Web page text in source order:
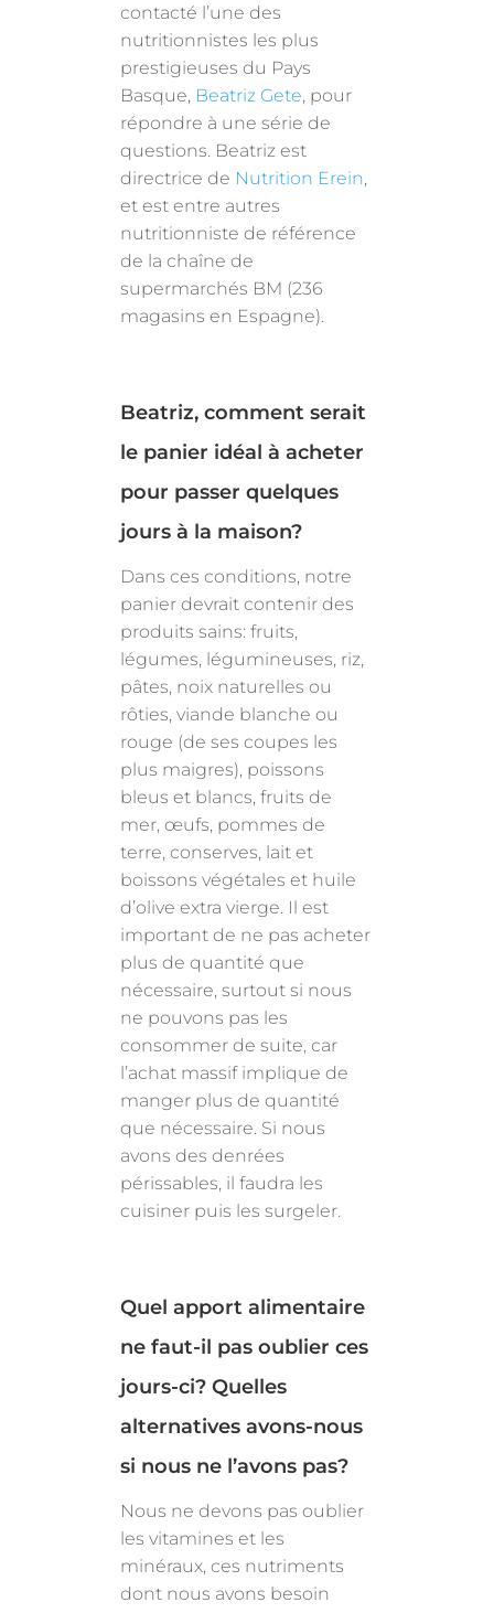
contacté l’une des
nutritionnistes les plus
prestigieuses du Pays
Basque, Beatriz Gete, pour
répondre à une série de
questions. Beatriz est
directrice de Nutrition Erein,
et est entre autres
nutritionniste de référence
de la chaîne de
supermarchés BM (236
magasins en Espagne).
Beatriz, comment serait
le panier idéal à acheter
pour passer quelques
jours à la maison?
Dans ces conditions, notre
panier devrait contenir des
produits sains: fruits,
légumes, légumineuses, riz,
pâtes, noix naturelles ou
rôties, viande blanche ou
rouge (de ses coupes les
plus maigres), poissons
bleus et blancs, fruits de
mer, œufs, pommes de
terre, conserves, lait et
boissons végétales et huile
d’olive extra vierge. Il est
important de ne pas acheter
plus de quantité que
nécessaire, surtout si nous
ne pouvons pas les
consommer de suite, car
l’achat massif implique de
manger plus de quantité
que nécessaire. Si nous
avons des denrées
périssables, il faudra les
cuisiner puis les surgeler.
Quel apport alimentaire
ne faut-il pas oublier ces
jours-ci? Quelles
alternatives avons-nous
si nous ne l’avons pas?
Nous ne devons pas oublier
les vitamines et les
minéraux, ces nutriments
dont nous avons besoin